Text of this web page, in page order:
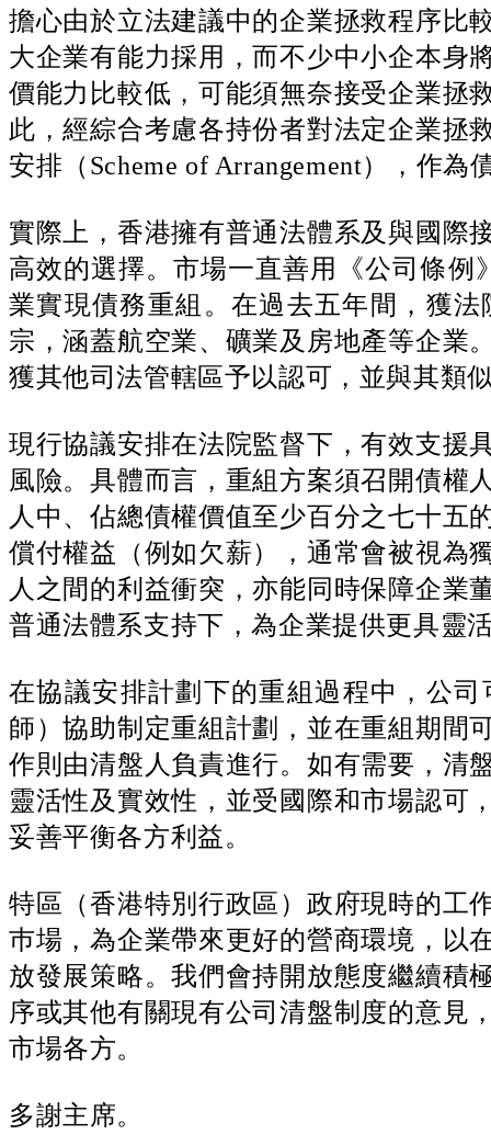
擔心由於立法建議中的企業拯救程序比
大企業有能力採用，而不少中小企本身
價能力比較低，可能須無奈接受企業拯
此，經綜合考慮各持份者對法定企業拯
安排（Scheme of Arrangement），作為
實際上，香港擁有普通法體系及與國際
高效的選擇。市場一直善用《公司條例
業實現債務重組。在過去五年間，獲
宗，涵蓋航空業、礦業及房地產等企業
獲其他司法管轄區予以認可，並與其類
現行協議安排在法院監督下，有效支援
風險。具體而言，重組方案須召開債權
人中、佔總債權價值至少百分之七十五
償付權益（例如欠薪），通常會被視為
人之間的利益衝突，亦能同時保障企業
普通法體系支持下，為企業提供更具靈
在協議安排計劃下的重組過程中，公
師）協助制定重組計劃，並在重組期間
作則由清盤人負責進行。如有需要，清
靈活性及實效性，並受國際和市場認可
妥善平衡各方利益。
特區（香港特別行政區）政府現時的工
巿場，為企業帶來更好的營商環境，以
放發展策略。我們會持開放態度繼續積
序或其他有關現有公司清盤制度的意見
市場各方。
多謝主席。